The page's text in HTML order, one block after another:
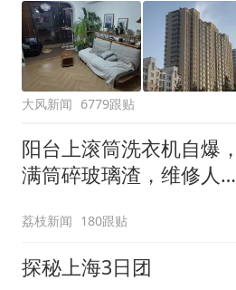
大风新闻 6779跟贴
阳台上滚筒洗衣机自爆，
满筒碎玻璃渣，维修人员
洗衣机自爆
荔枝新闻 180跟贴
探秘上海3日团